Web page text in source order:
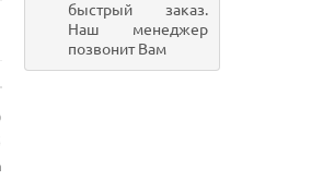
быстрый заказ.
Наш менеджер
позвонит Вам